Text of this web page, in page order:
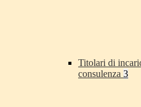
Titolari di
consulenza 3